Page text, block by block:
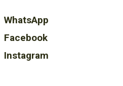
WhatsApp
Facebook
Instagram